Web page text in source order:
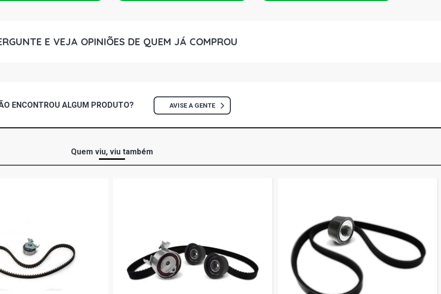
E VEJA OPINIÕES DE QUEM JÁ COMPROU
ENCONTROU ALGUM PRODUTO? AVISE A GENTE
Quem viu, viu também